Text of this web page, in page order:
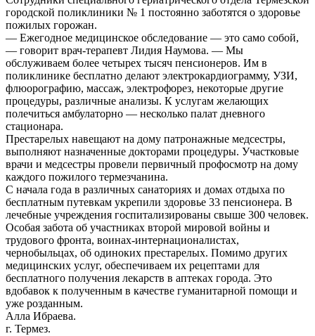
городской поликлиники № 1 постоянно заботятся о здоровье
пожилых горожан.
— Ежегодное медицинское обследование — это само собой,
— говорит врач-терапевт Лидия Наумова. — Мы
обслуживаем более четырех тысяч пенсионеров. Им в
поликлинике бесплатно делают электрокардиограмму, УЗИ,
флюорографию, массаж, электрофорез, некоторые другие
процедуры, различные анализы. К услугам желающих
полечиться амбулаторно — несколько палат дневного
стационара.
Престарелых навещают на дому патронажные медсестры,
выполняют назначенные докторами процедуры. Участковые
врачи и медсестры провели первичный профосмотр на дому
каждого пожилого термезчанина.
С начала года в различных санаториях и домах отдыха по
бесплатным путевкам укрепили здоровье 33 пенсионера. В
лечебные учреждения госпитализированы свыше 300 человек.
Особая забота об участниках второй мировой войны и
трудового фронта, воинах-интернационалистах,
чернобыльцах, об одиноких престарелых. Помимо других
медицинских услуг, обеспечиваем их рецептами для
бесплатного получения лекарств в аптеках города. Это
вдобавок к полученным в качестве гуманитарной помощи и
уже розданным.
Алла Ибраева.
г. Термез.